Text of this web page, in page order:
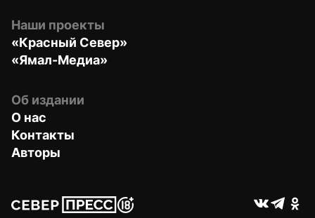
Наши проекты
«Красный Север»
«Ямал-Медиа»
Об издании
О нас
Контакты
Авторы